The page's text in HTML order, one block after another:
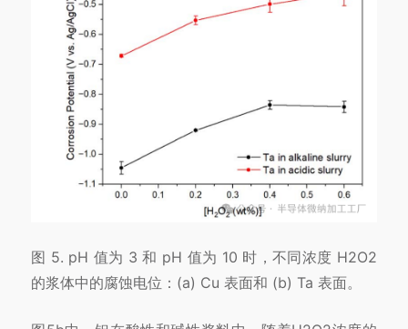
图 5. pH 值为 3 和 pH 值为 10 时，不同浓度 H2O2
的浆体中的腐蚀电位：(a) Cu 表面和 (b) Ta 表面。